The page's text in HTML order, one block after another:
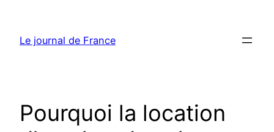
contenu
Le journal de France
Pourquoi la location